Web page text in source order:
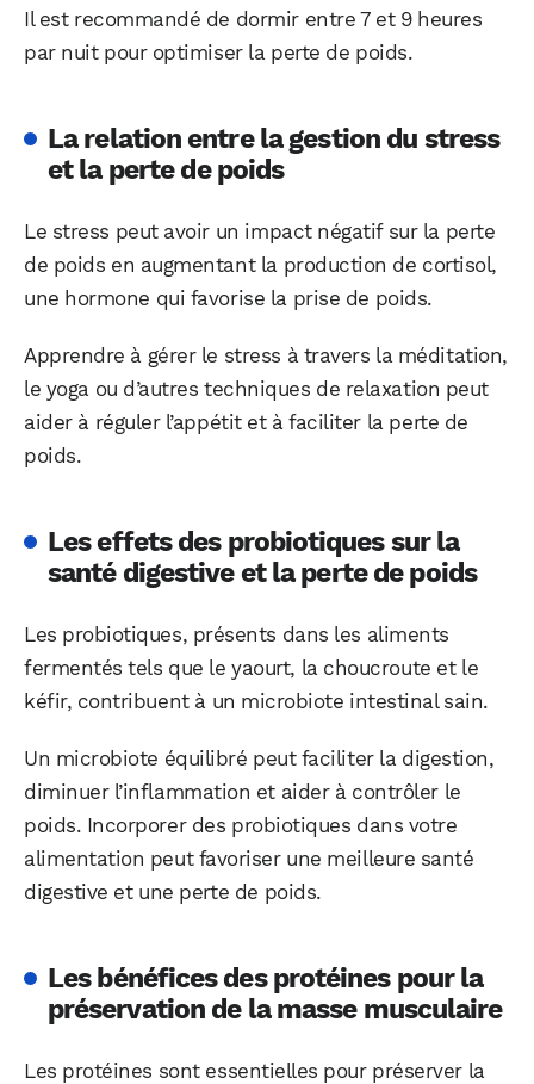
Il est recommandé de dormir entre 7 et 9 heures
par nuit pour optimiser la perte de poids.
La relation entre la gestion du stress
et la perte de poids
Le stress peut avoir un impact négatif sur la perte
de poids en augmentant la production de cortisol,
une hormone qui favorise la prise de poids.
Apprendre à gérer le stress à travers la méditation,
le yoga ou d’autres techniques de relaxation peut
aider à réguler l’appétit et à faciliter la perte de
poids.
Les effets des probiotiques sur la
santé digestive et la perte de poids
Les probiotiques, présents dans les aliments
fermentés tels que le yaourt, la choucroute et le
kéfir, contribuent à un microbiote intestinal sain.
Un microbiote équilibré peut faciliter la digestion,
diminuer l’inflammation et aider à contrôler le
poids. Incorporer des probiotiques dans votre
alimentation peut favoriser une meilleure santé
digestive et une perte de poids.
Les bénéfices des protéines pour la
préservation de la masse musculaire
Les protéines sont essentielles pour préserver la